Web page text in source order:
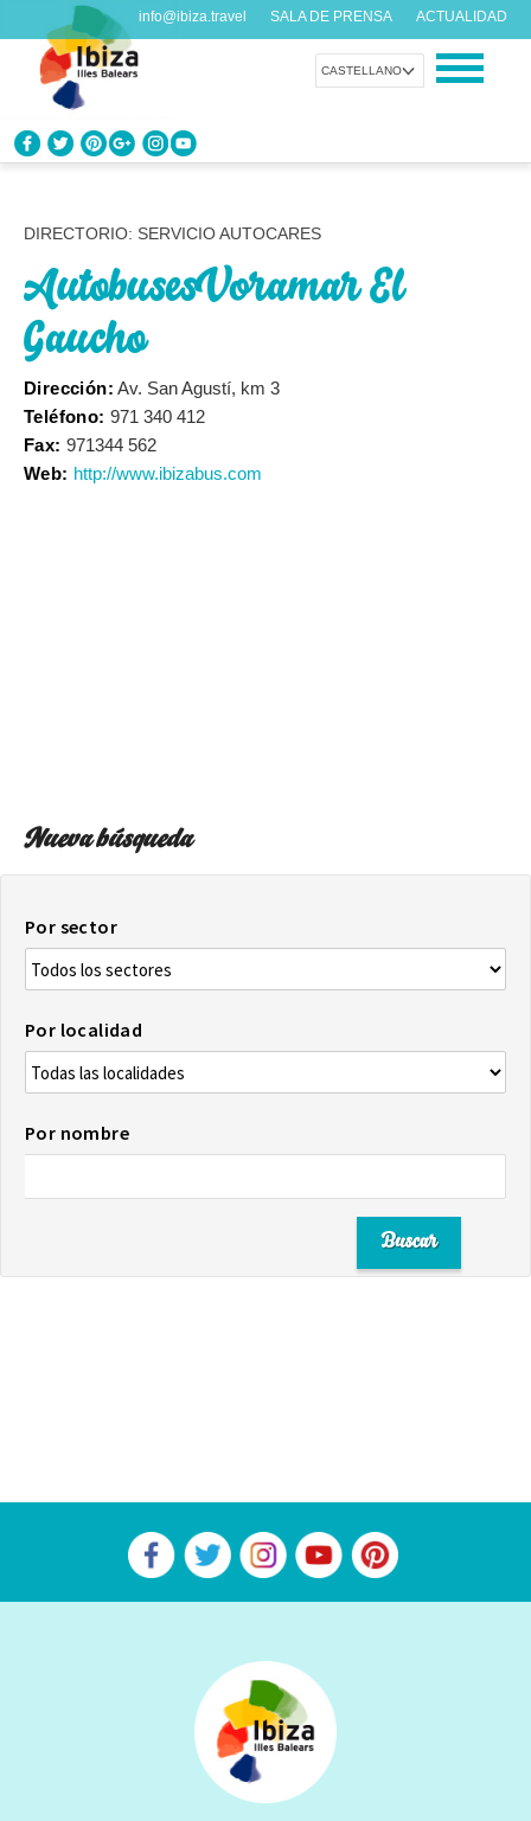
CASTELLANO
info@ibiza.travel SALA DE PRENSA ACTUALIDAD
DISFRUTA IBIZA
Propuestas para todos los gustos
ORGANIZA TU VIAJE
DIRECTORIO: SERVICIO AUTOCARES
Autobuses Voramar El
Gaucho
Dirección: Av. San Agustí, km 3
Teléfono: 971 340 412
Fax: 971344 562
Web: http://www.ibizabus.com
Nueva búsqueda
Por sector
Por localidad
Por nombre